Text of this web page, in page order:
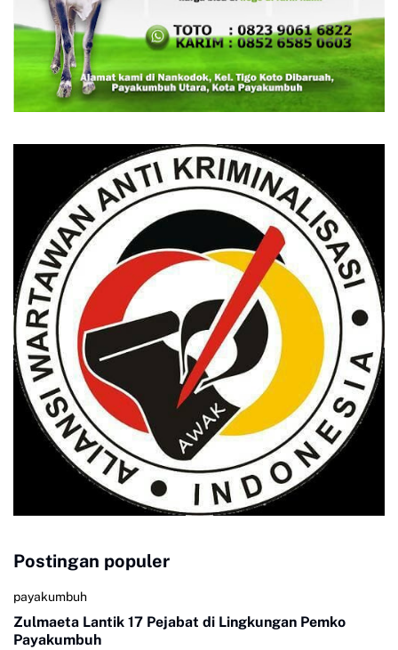
Postingan populer
payakumbuh
Zulmaeta Lantik 17 Pejabat di Lingkungan Pemko
Payakumbuh